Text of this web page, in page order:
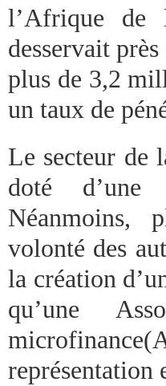
l’Afrique de
desservait
plus de 3,2
un taux de
Le secteur de
doté d’une
Néanmoins,
volonté des
la création
qu’une
représentation